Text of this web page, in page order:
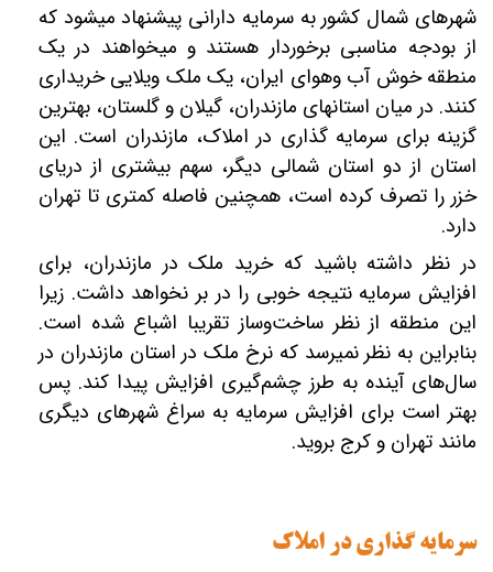
شهرهای شمال کشور به سرمایه‎ دارانی پیشنهاد می‎شود که
از بودجه مناسبی برخوردار هستند و می‎خواهند در یک
منطقه خوش آب‎ وهوای ایران، یک ملک ویلایی خریداری
کنند. در میان استان‎های مازندران، گیلان و گلستان، بهترین
گزینه برای سرمایه ‎گذاری در املاک، مازندران است. این
استان از دو استان شمالی دیگر، سهم بیشتری از دریای
خزر را تصرف کرده است، همچنین فاصله کم‏تری تا تهران
دارد.
در نظر داشته باشید که خرید ملک در مازندران، برای
افزایش سرمایه نتیجه خوبی را در بر نخواهد داشت. زیرا
این منطقه از نظر ساخت‌وساز تقریبا اشباع شده است.
بنابراین به نظر نمی‎رسد که نرخ ملک در استان مازندران در
سال‌های آینده به طرز چشم‌گیری افزایش پیدا کند. پس
بهتر است برای افزایش سرمایه به سراغ شهرهای دیگری
مانند تهران و کرج بروید.
سرمایه گذاری در املاک